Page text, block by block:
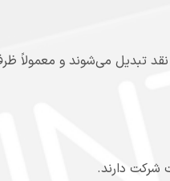
تبدیل می‌شوند و
شرکت دارند.